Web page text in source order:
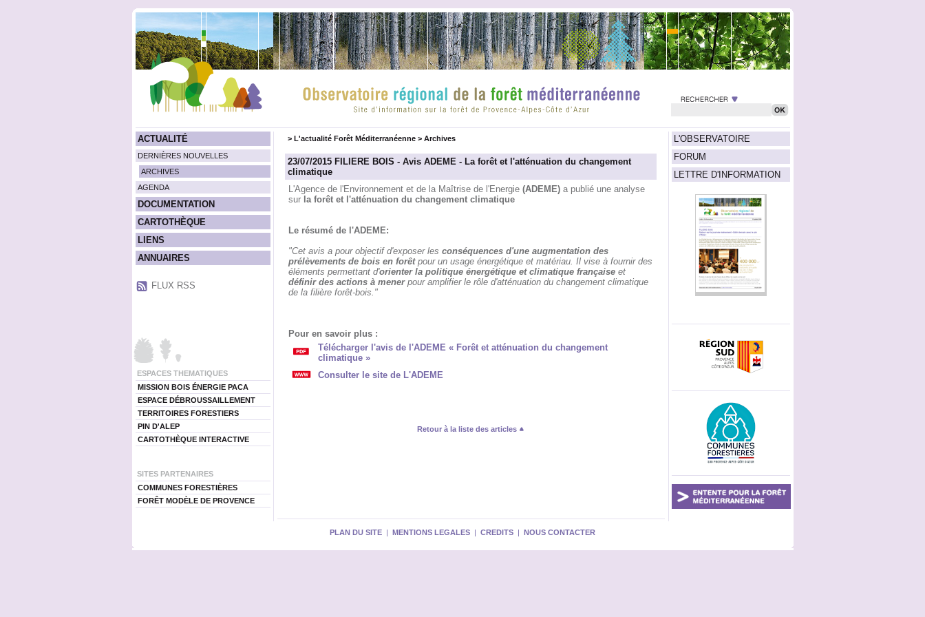
ACTUALITÉ
DERNIÈRES NOUVELLES
ARCHIVES
AGENDA
DOCUMENTATION
CARTOTHÈQUE
LIENS
ANNUAIRES
FLUX RSS
ESPACES THEMATIQUES
MISSION BOIS ÉNERGIE PACA
ESPACE DÉBROUSSAILLEMENT
TERRITOIRES FORESTIERS
PIN D'ALEP
CARTOTHÈQUE INTERACTIVE
SITES PARTENAIRES
COMMUNES FORESTIÈRES
FORÊT MODÈLE DE PROVENCE
L'OBSERVATOIRE
FORUM
LETTRE D'INFORMATION
> L'actualité Forêt Méditerranéenne> Archives
23/07/2015 FILIERE BOIS - Avis ADEME - La forêt et l'atténuation du changement
climatique
L'Agence de l'Environnement et de la Maîtrise de l'Energie (ADEME)a publié une analyse
sur la forêt et l'atténuation du changement climatique
Le résumé de l'ADEME:
"Cet avis a pour objectif d'exposer les conséquences d'une augmentation des
prélèvements de bois en forêtpour un usage énergétique et matériau. Il vise à fournir des
éléments permettant d'orienter la politique énergétique et climatique françaiseet
définir des actions à menerpour amplifier le rôle d'atténuation du changement climatique
de la filière forêt-bois."
Pour en savoir plus :
Télécharger l'avis de l'ADEME « Forêt et atténuation du changement
climatique »
Consulter le site de L'ADEME
Retour à la liste des articles
PLAN DU SITE | MENTIONS LEGALES | CREDITS | NOUS CONTACTER